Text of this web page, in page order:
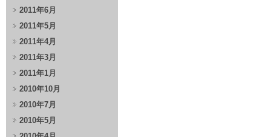
2011年6月
2011年5月
2011年4月
2011年3月
2011年1月
2010年10月
2010年7月
2010年5月